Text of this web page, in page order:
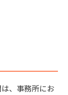
、事務所にお